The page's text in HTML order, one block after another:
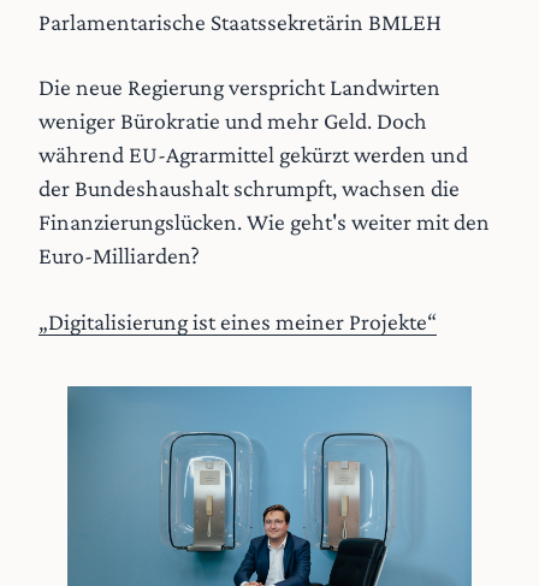
Parlamentarische Staatssekretärin BMLEH
Die neue Regierung verspricht Landwirten
weniger Bürokratie und mehr Geld. Doch
während EU-Agrarmittel gekürzt werden und
der Bundeshaushalt schrumpft, wachsen die
Finanzierungslücken. Wie geht's weiter mit den
Euro-Milliarden?
„Digitalisierung ist eines meiner Projekte“